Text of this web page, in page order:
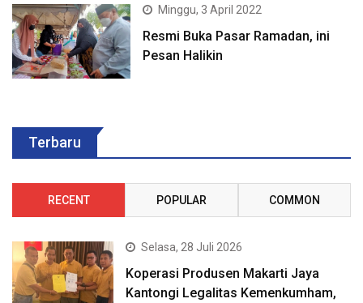
Minggu, 3 April 2022
Resmi Buka Pasar Ramadan, ini
Pesan Halikin
Terbaru
RECENT POPULAR COMMON
Selasa, 28 Juli 2026
Koperasi Produsen Makarti Jaya
Kantongi Legalitas Kemenkumham,